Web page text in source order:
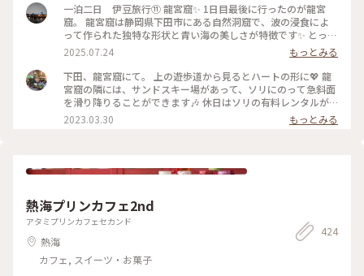
一泊二日 伊豆旅行⑪ 龍宮窟✨️ 1日目最後に行ったのが龍宮
窟。 龍宮窟は静岡県下田市にある自然洞窟で、波の浸食によ
って作られた独特な形状と青い海の美しさが特徴です✨️ とって
も神秘的でした✨️ 柵までしかいけませんが、素敵な景色に大満
足です。 駐車場の近くの階段を降りてすぐです💡 １日で、こ
れだけ色々まわりましたが、ちょうどルート上にあるところを
ほとんど寄ってる感じなので、ゆっくり観光満喫出来ました😊
#龍宮窟 #ゆるり夏時間 #開運旅
2025.07.24
もっとみる
下田、龍宮窟にて。 上の遊歩道から見るとハートの形に💖 龍
宮窟の隣には、サンドスキー場があって、ソリにのって急斜面
を滑り降りることができます🎶 休日はソリの有料レンタルが
あるみたいなのですが、行った日は平日でレンタルをしておら
ず…💦 ソリで遊んでいる親子を眺めていたら、ソリを貸してい
🙇‍♀️✨ #私のことりっぷ旅 #花だより #レトロな街 #Myことりっ
2023.03.30 もっとみる
熱海プリンカフェ2nd
アタミプリンカフェセカンド
熱海
カフェ, スイーツ・お菓子
424